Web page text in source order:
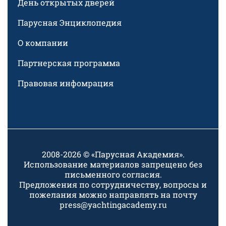
День открытых дверей
Парусная Энциклопедия
О компании
Партнерская программа
Правовая инфомрация
2008-2026 © «Парусная Академия».
Использование материалов запрещено без
письменного согласия.
Предложения по сотрудничеству, вопросы и
пожелания можно направлять на почту
press@yachtingacademy.ru